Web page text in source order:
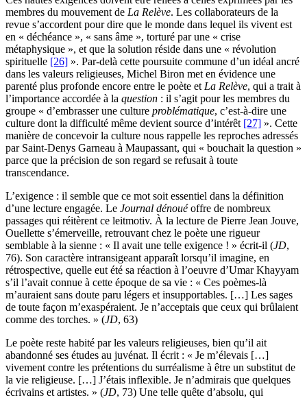
membres du mouvement de La Relève. Les collaborateurs de la
revue s’accordent pour dire que le monde dans lequel ils vivent est
en « déchéance », « sans âme », torturé par une « crise
métaphysique », et que la solution réside dans une « révolution
spirituelle [26] ». Par-delà cette poursuite commune d’un idéal ancré
dans les valeurs religieuses, Michel Biron met en évidence une
parenté plus profonde encore entre le poète etLa Relève, qui a trait à
l’importance accordée à la question : il s’agit pour les membres du
groupe « d’embrasser une culture problématique, c’est-à-dire une
culture dont la difficulté même devient source d’intérêt [27] ». Cette
manière de concevoir la culture nous rappelle les reproches adressés
par Saint-Denys Garneau à Maupassant, qui « bouchait la question »
parce que la précision de son regard se refusait à toute
transcendance.
L’exigence : il semble que ce mot soit essentiel dans la définition
d’une lecture engagée. Le Journal dénoué offre de nombreux
passages qui réitèrent ce leitmotiv. À la lecture de Pierre Jean Jouve,
Ouellette s’émerveille, retrouvant chez le poète une rigueur
semblable à la sienne : « Il avait une telle exigence ! » écrit-il (JD,
76). Son caractère intransigeant apparaît lorsqu’il imagine, en
rétrospective, quelle eut été sa réaction à l’oeuvre d’Umar Khayyam
s’il l’avait connue à cette époque de sa vie : « Ces poèmes-là
m’auraient sans doute paru légers et insupportables. […] Les sages
de toute façon m’exaspéraient. Je n’acceptais que ceux qui brûlaient
comme des torches. » (JD, 63)
Le poète reste habité par les valeurs religieuses, bien qu’il ait
abandonné ses études au juvénat. Il écrit : « Je m’élevais […]
vivement contre les prétentions du surréalisme à être un substitut de
la vie religieuse. […] J’étais inflexible. Je n’admirais que quelques
écrivains et artistes. » (JD, 73) Une telle quête d’absolu, qui